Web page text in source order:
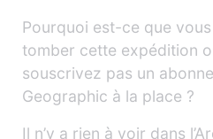
Pourquoi est-ce que
tomber cette expédition
souscrivez pas un
Geographic à la place ?
Il n’y a rien à voir dans